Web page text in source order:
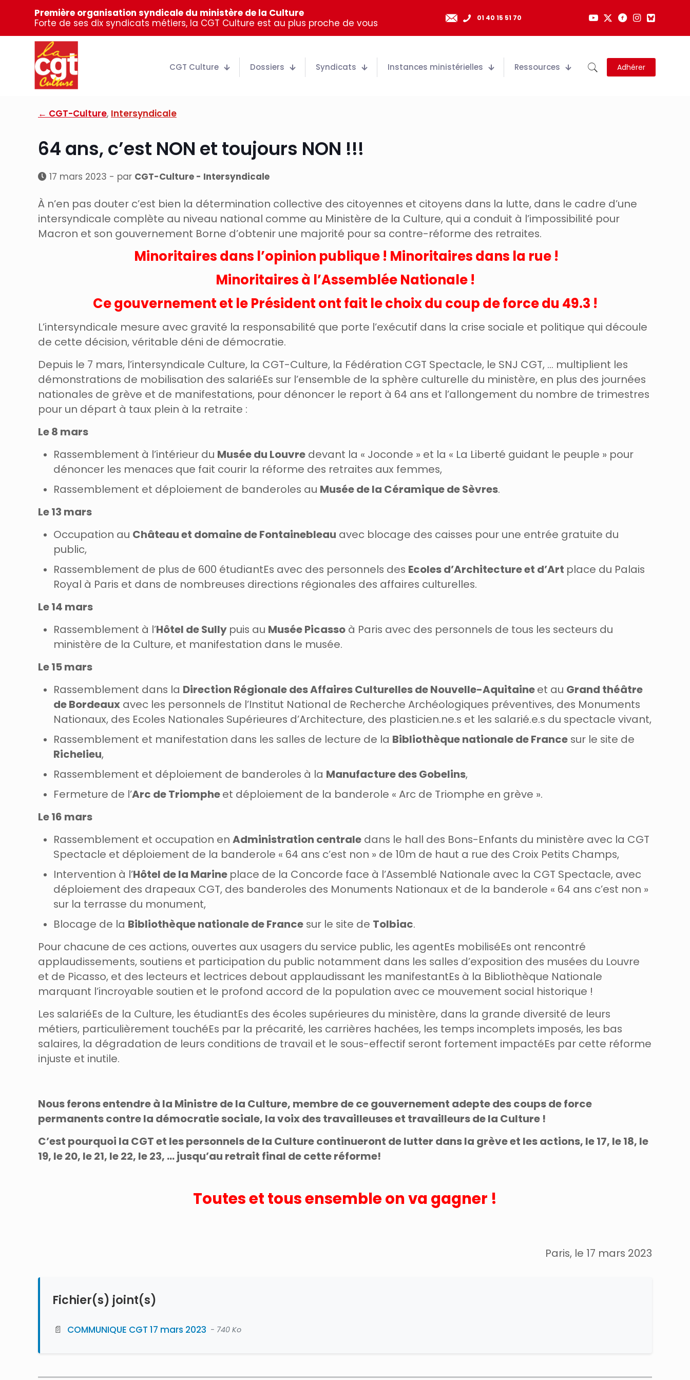
Première organisation syndicale du ministère de la Culture
Forte de ses dix syndicats métiers, la CGT Culture est au plus proche de vous
01 40 15 51 70
CGT Culture Dossiers Syndicats Instances ministérielles Ressources Adhérer
← CGT-Culture, Intersyndicale
64 ans, c’est NON et toujours NON !!!
17 mars 2023 - par CGT-Culture - Intersyndicale
À n’en pas douter c’est bien la détermination collective des citoyennes et citoyens dans la lutte, dans le cadre d’une
intersyndicale complète au niveau national comme au Ministère de la Culture, qui a conduit à l’impossibilité pour
Macron et son gouvernement Borne d’obtenir une majorité pour sa contre-réforme des retraites.
Minoritaires dans l’opinion publique ! Minoritaires dans la rue !
Minoritaires à l’Assemblée Nationale !
Ce gouvernement et le Président ont fait le choix du coup de force du 49.3 !
L’intersyndicale mesure avec gravité la responsabilité que porte l’exécutif dans la crise sociale et politique qui découle
de cette décision, véritable déni de démocratie.
Depuis le 7 mars, l’intersyndicale Culture, la CGT-Culture, la Fédération CGT Spectacle, le SNJ CGT, … multiplient les
démonstrations de mobilisation des salariéEs sur l’ensemble de la sphère culturelle du ministère, en plus des journées
nationales de grève et de manifestations, pour dénoncer le report à 64 ans et l’allongement du nombre de trimestres
pour un départ à taux plein à la retraite :
Le 8 mars
Rassemblement à l’intérieur du Musée du Louvre devant la « Joconde » et la « La Liberté guidant le peuple » pour
dénoncer les menaces que fait courir la réforme des retraites aux femmes,
Rassemblement et déploiement de banderoles au Musée de la Céramique de Sèvres.
Le 13 mars
Occupation au Château et domaine de Fontainebleau avec blocage des caisses pour une entrée gratuite du
public,
Rassemblement de plus de 600 étudiantEs avec des personnels des Ecoles d’Architecture et d’Art place du Palais
Royal à Paris et dans de nombreuses directions régionales des affaires culturelles.
Le 14 mars
Rassemblement à l’Hôtel de Sully puis au Musée Picasso à Paris avec des personnels de tous les secteurs du
ministère de la Culture, et manifestation dans le musée.
Le 15 mars
Rassemblement dans la Direction Régionale des Affaires Culturelles de Nouvelle-Aquitaineet au Grand théâtre
de Bordeaux avec les personnels de l’Institut National de Recherche Archéologiques préventives, des Monuments
Nationaux, des Ecoles Nationales Supérieures d’Architecture, des plasticien.ne.s et les salarié.e.s du spectacle vivant,
Rassemblement et manifestation dans les salles de lecture de la Bibliothèque nationale de France sur le site de
Richelieu,
Rassemblement et déploiement de banderoles à la Manufacture des Gobelins,
Fermeture de l’Arc de Triompheet déploiement de la banderole « Arc de Triomphe en grève ».
Le 16 mars
Rassemblement et occupation en Administration centrale dans le hall des Bons-Enfants du ministère avec la CGT
Spectacle et déploiement de la banderole « 64 ans c’est non » de 10m de haut a rue des Croix Petits Champs,
Intervention à l’Hôtel de la Marine place de la Concorde face à l’Assemblé Nationale avec la CGT Spectacle, avec
déploiement des drapeaux CGT, des banderoles des Monuments Nationaux et de la banderole « 64 ans c’est non »
sur la terrasse du monument,
Blocage de la Bibliothèque nationale de France sur le site de Tolbiac.
Pour chacune de ces actions, ouvertes aux usagers du service public, les agentEs mobiliséEs ont rencontré
applaudissements, soutiens et participation du public notamment dans les salles d’exposition des musées du Louvre
et de Picasso, et des lecteurs et lectrices debout applaudissant les manifestantEs à la Bibliothèque Nationale
marquant l’incroyable soutien et le profond accord de la population avec ce mouvement social historique !
Les salariéEs de la Culture, les étudiantEs des écoles supérieures du ministère, dans la grande diversité de leurs
métiers, particulièrement touchéEs par la précarité, les carrières hachées, les temps incomplets imposés, les bas
salaires, la dégradation de leurs conditions de travail et le sous-effectif seront fortement impactéEs par cette réforme
injuste et inutile.
Nous ferons entendre à la Ministre de la Culture, membre de ce gouvernement adepte des coups de force
permanents contre la démocratie sociale, la voix des travailleuses et travailleurs de la Culture !
C’est pourquoi la CGT et les personnels de la Culture continueront de lutter dans la grève et les actions, le 17, le 18, le
19, le 20, le 21, le 22, le 23, … jusqu’au retrait final de cette réforme!
Toutes et tous ensemble on va gagner !
Paris, le 17 mars 2023
Fichier(s) joint(s)
📄 COMMUNIQUE CGT 17 mars 2023 - 740 Ko